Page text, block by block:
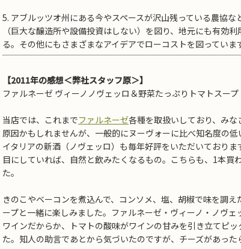
5. アブルッツオ州にある今やスペースが沢山残っている農協
（巨大な醸造所や設備投資はしない）を図り、地元にも有効
る。その他にもさまざまなアイデアでローコストを図っていま
【2011年の感想＜弊社スタッフ原＞】
ファルネーゼ ヴィーノノヴェッロ＆野菜たっぷりトマトスープ
当店では、これまでファルネーゼ各種を取扱いしており、みな
原因かもしれませんが、一般的にヌーヴォーに比べ知名度の低
イタリアの新酒（ノヴェッロ）も毎年好評をいただいておりま
目にしていれば、自然と飲みたくなるもの。こちらも、1本買
た。
きのこやベーコンを煮込んで、コンソメ、塩、胡椒で味を調え
ープと一緒に楽しみました。ファルネーゼ・ヴィーノ・ノヴェ
ワインだからか、トマトの酸味がワインの甘みを引き立てピッ
た。知人の助言であとから気づいたのですが、チーズがあった